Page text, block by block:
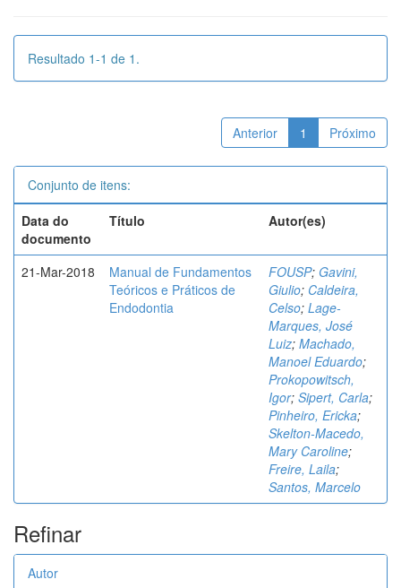
Resultado 1-1 de 1.
Anterior 1 Próximo
Conjunto de itens:
Data do
documento
Título Autor(es)
21-Mar-2018
Manual de Fundamentos
Teóricos e Práticos de
Endodontia
FOUSP; Gavini,
Giulio; Caldeira,
Celso; Lage-
Marques, José
Luiz; Machado,
Manoel Eduardo;
Prokopowitsch,
Igor; Sipert, Carla;
Pinheiro, Ericka;
Skelton-Macedo,
Mary Caroline;
Freire, Laila;
Santos, Marcelo
Refinar
Autor